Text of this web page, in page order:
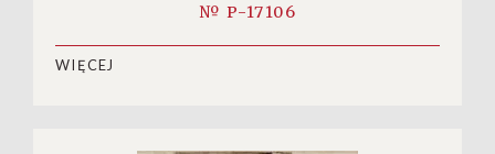
№ P-17106
WIĘCEJ